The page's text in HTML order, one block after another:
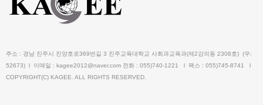
주소 : 경남 진주시 진양호로369번길 3 진주교육대학교 사회과교육과(제2강의동 2308호) (우:
52673) l 이메일 : kagee2012@naver.com 전화 : 055)740-1221 l 팩스 : 055)745-8741 l
COPYRIGHT(C) KAGEE. ALL RIGHTS RESERVED.